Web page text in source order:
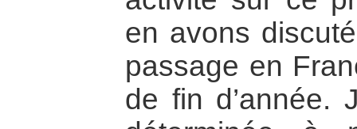
en avons
passage en
de fin d’année.